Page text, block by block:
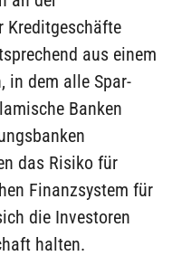
Kreditgeschäfte
aus einem
in dem alle Spar-
Banken
das Risiko für
Finanzsystem für
die Investoren
halten.